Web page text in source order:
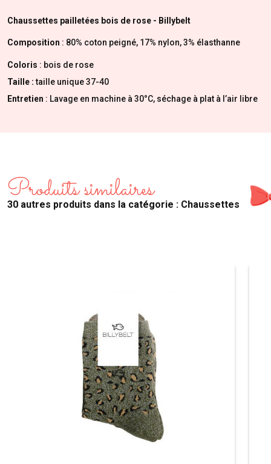
Chaussettes pailletées bois de rose - Billybelt
Composition : 80% coton peigné, 17% nylon, 3% élasthanne
Coloris : bois de rose
Taille :taille unique 37-40
Entretien : Lavage en machine à 30°C, séchage à plat à l’air libre
Produits similaires
30 autres produits dans la catégorie : Chaussettes